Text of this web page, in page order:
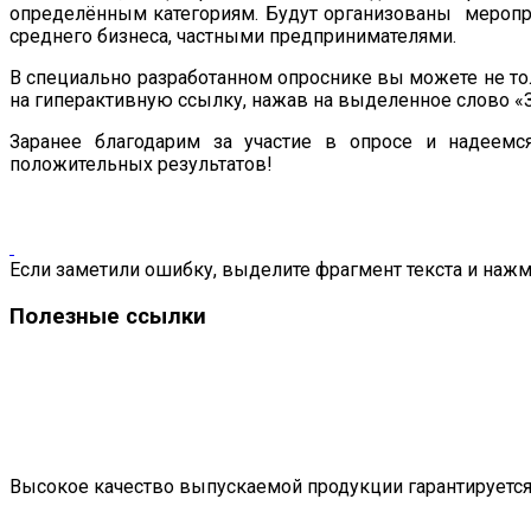
определённым категориям. Будут организованы
среднего бизнеса, частными предпринимателями.
В специально разработанном опроснике вы можете не
на гиперактивную ссылку, нажав на выделенное слово
Заранее благодарим за участие в опросе и
положительных результатов!
Если заметили ошибку, выделите фрагмент текста и
Полезные ссылки
Высокое качество выпускаемой продукции